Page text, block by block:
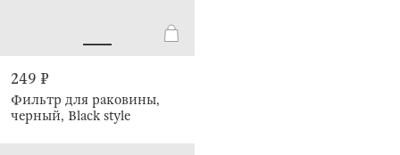
249 ₽
Фильтр для раковины,
черный, Black style